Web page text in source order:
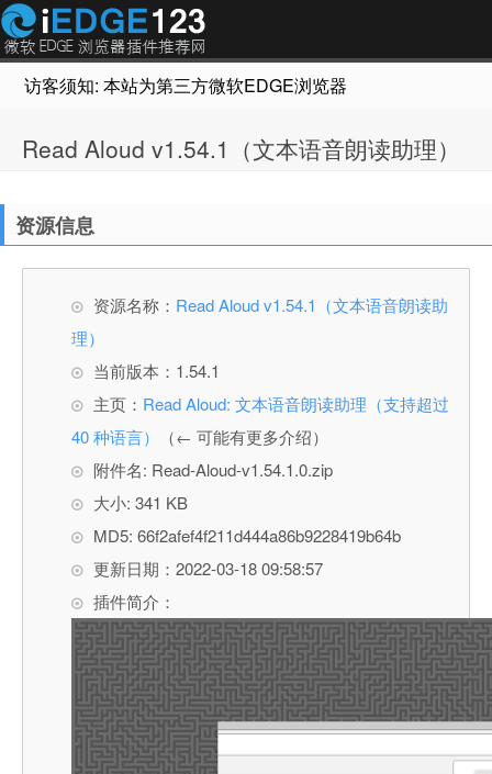
访客须知: 本站为第三方微软EDGE浏览器插件推荐网站，
Read Aloud v1.54.1（文本语音朗读助理）
资源信息
资源名称： Read Aloud v1.54.1（文本语音朗读助
理）
当前版本：1.54.1
主页： Read Aloud: 文本语音朗读助理（支持超过
40 种语言）
（← 可能有更多介绍）
附件名: Read-Aloud-v1.54.1.0.zip
大小: 341 KB
MD5: 66f2afef4f211d444a86b9228419b64b
更新日期：2022-03-18 09:58:57
插件简介：